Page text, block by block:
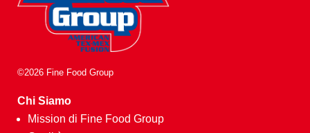
©2026 Fine Food Group
Chi Siamo
Mission di Fine Food Group